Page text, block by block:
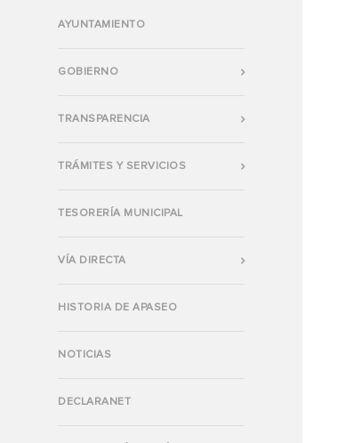
AYUNTAMIENTO
GOBIERNO
TRANSPARENCIA
TRÁMITES Y SERVICIOS
TESORERÍA MUNICIPAL
VÍA DIRECTA
HISTORIA DE APASEO
NOTICIAS
DECLARANET